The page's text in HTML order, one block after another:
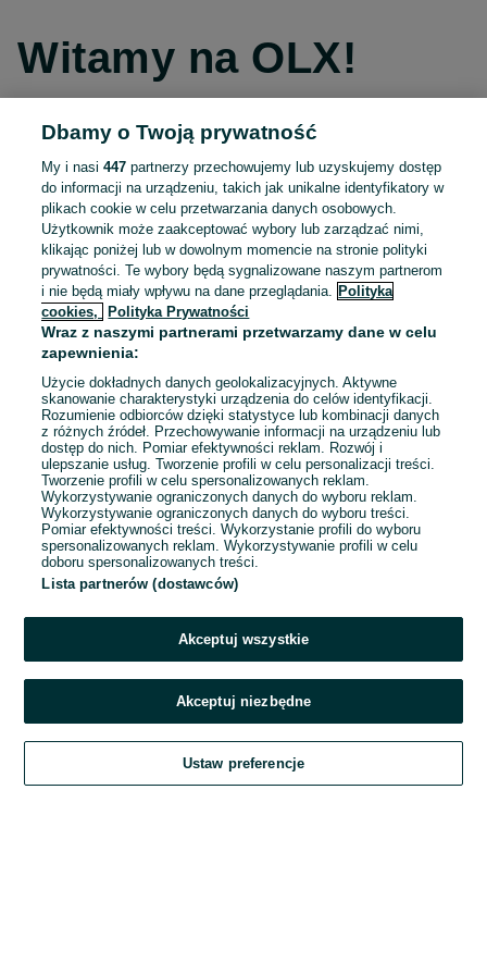
Witamy na OLX!
Kontynuuj przez Facebooka
Kontynuuj przez konto Apple
Kontynuuj przez konto Google
LUB
E-mail
Hasło
Zaloguj się
Kontynuując za pośrednictwem jednego z dostawców wskazanych powyżej,
OLX.pl w jego aktualnym brzmieniu.
Dbamy o Twoją prywatność
My i nasi447 partnerzy przechowujemy lub uzyskujemy dostęp
do informacji na urządzeniu, takich jak unikalne identyfikatory w
plikach cookie w celu przetwarzania danych osobowych.
Użytkownik może zaakceptować wybory lub zarządzać nimi,
klikając poniżej lub w dowolnym momencie na stronie polityki
prywatności. Te wybory będą sygnalizowane naszym partnerom
i nie będą miały wpływu na dane przeglądania.
Polityka
cookies,
Polityka Prywatności
Wraz z naszymi partnerami przetwarzamy dane w celu
zapewnienia:
Użycie dokładnych danych geolokalizacyjnych. Aktywne
skanowanie charakterystyki urządzenia do celów identyfikacji.
Rozumienie odbiorców dzięki statystyce lub kombinacji danych
z różnych źródeł. Przechowywanie informacji na urządzeniu lub
dostęp do nich. Pomiar efektywności reklam. Rozwój i
ulepszanie usług. Tworzenie profili w celu personalizacji treści.
Tworzenie profili w celu spersonalizowanych reklam.
Wykorzystywanie ograniczonych danych do wyboru reklam.
Wykorzystywanie ograniczonych danych do wyboru treści.
Pomiar efektywności treści. Wykorzystanie profili do wyboru
spersonalizowanych reklam. Wykorzystywanie profili w celu
doboru spersonalizowanych treści.
Lista partnerów (dostawców)
Akceptuj wszystkie
Akceptuj niezbędne
Ustaw preferencje